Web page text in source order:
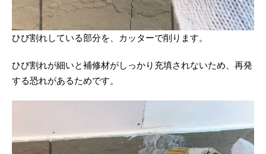
ひび割れしている部分を、カッターで削ります。
ひび割れが細いと補修材がしっかり充填されないため、再発
する恐れがあるためです。